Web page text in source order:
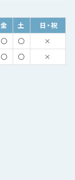
金 土
日・祝
〇 〇
×
〇 〇 ×